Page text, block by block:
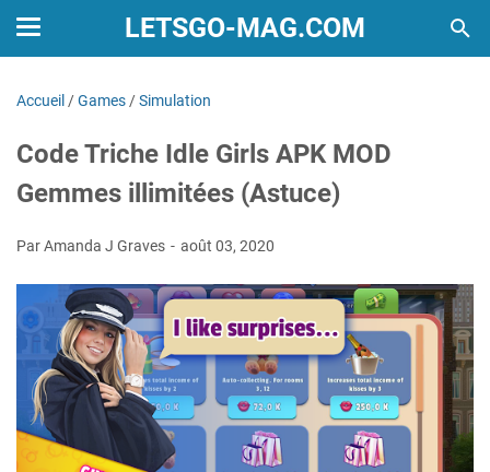
LETSGO-MAG.COM
Accueil /Games /Simulation
Code Triche Idle Girls APK MOD
Gemmes illimitées (Astuce)
Par Amanda J Graves août 03, 2020